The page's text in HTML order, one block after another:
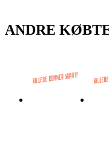
ANDRE